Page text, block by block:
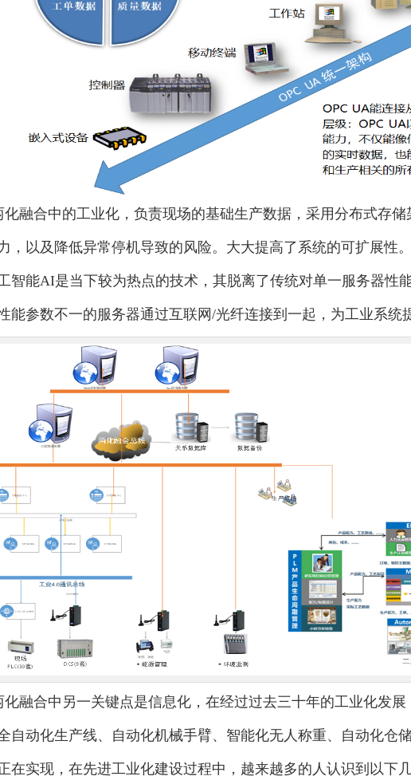
化融合中的工业化，负责现场的基础生产数据，采用分布式存
，以及降低异常停机导致的风险。大大提高了系统的可扩展性
智能AI是当下较为热点的技术，其脱离了传统对单一服务器性
能参数不一的服务器通过互联网/光纤连接到一起，为工业系统
化融合中另一关键点是信息化，在经过过去三十年的工业化发
自动化生产线、自动化机械手臂、智能化无人称重、自动化仓
在实现，在先进工业化建设过程中，越来越多的人认识到以下几